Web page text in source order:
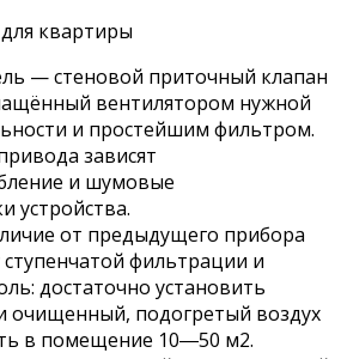
— стеновой приточный клапан
вентилятором нужной
и простейшим фильтром.
зависят
и шумовые
устройства.
от предыдущего прибора
ступенчатой фильтрации и
достаточно установить
очищенный, подогретый воздух
в помещение 10―50 м2.